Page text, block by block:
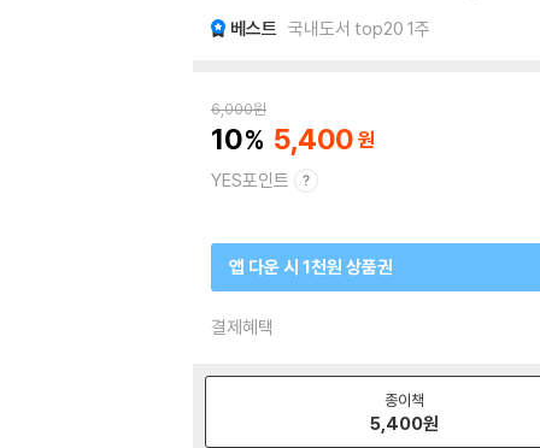
베스트 국내도서 top20 1주
6,000원
10 5,400
YES포인트
앱 다운 시 1천원 상품권
결제혜택
종이책
5,400원